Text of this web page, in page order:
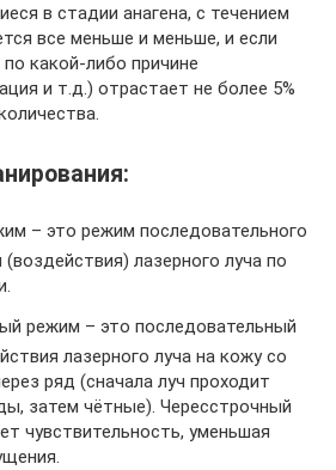
в стадии анагена, с течением
все меньше и меньше, и если
какой-либо причине
и т.д.) отрастает не более 5%
– это режим последовательного
лазерного луча по
режим – это последовательный
лазерного луча на кожу со
ряд (сначала луч проходит
затем чётные). Чересстрочный
чувствительность, уменьшая